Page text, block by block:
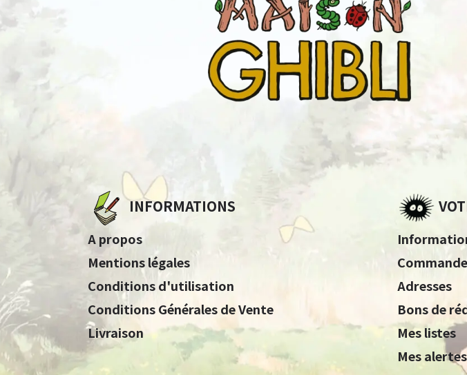
INFORMATIONS
A propos
Mentions légales
Conditions d'utilisation
Conditions Générales de Vente
Livraison
Adresses
Bons de
Mes listes
Mes alertes